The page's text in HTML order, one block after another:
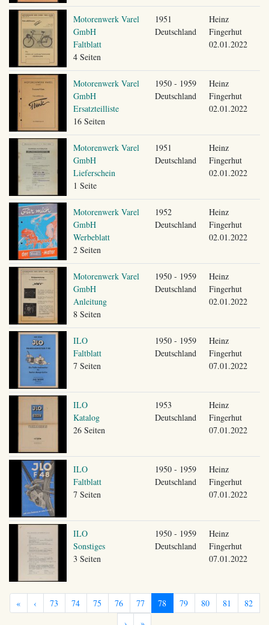
Motorenwerk Varel
GmbH
Faltblatt
4 Seiten
1951
Deutschland
Heinz
Fingerhut
02.01.2022
Motorenwerk Varel
GmbH
Ersatzteilliste
16 Seiten
1950 - 1959
Deutschland
Heinz
Fingerhut
02.01.2022
Motorenwerk Varel
GmbH
Lieferschein
1 Seite
1951
Deutschland
Heinz
Fingerhut
02.01.2022
Motorenwerk Varel
GmbH
Werbeblatt
2 Seiten
1952
Deutschland
Heinz
Fingerhut
02.01.2022
Motorenwerk Varel
GmbH
Anleitung
8 Seiten
1950 - 1959
Deutschland
Heinz
Fingerhut
02.01.2022
ILO
Faltblatt
7 Seiten
1950 - 1959
Deutschland
Heinz
Fingerhut
07.01.2022
ILO
Katalog
26 Seiten
1953
Deutschland
Heinz
Fingerhut
07.01.2022
ILO
Faltblatt
7 Seiten
1950 - 1959
Deutschland
Heinz
Fingerhut
07.01.2022
ILO
Sonstiges
3 Seiten
1950 - 1959
Deutschland
Heinz
Fingerhut
07.01.2022
« ‹ 73 74 75 76 77 78 79 80 81
82
›
»